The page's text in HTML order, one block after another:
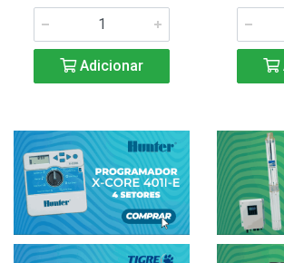
Adicionar